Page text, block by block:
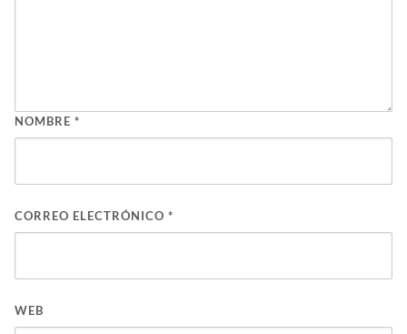
NOMBRE *
CORREO ELECTRÓNICO *
WEB